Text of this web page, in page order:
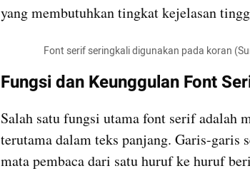
yang membutuhkan tingkat kejelasan
Font serif seringkali digunakan pada
Fungsi dan Keunggulan Font
Salah satu fungsi utama font serif adalah
terutama dalam teks panjang. Garis-garis
mata pembaca dari satu huruf ke huruf